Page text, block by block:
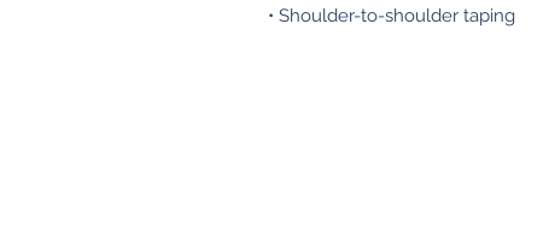
• Shoulder-to-shoulder taping